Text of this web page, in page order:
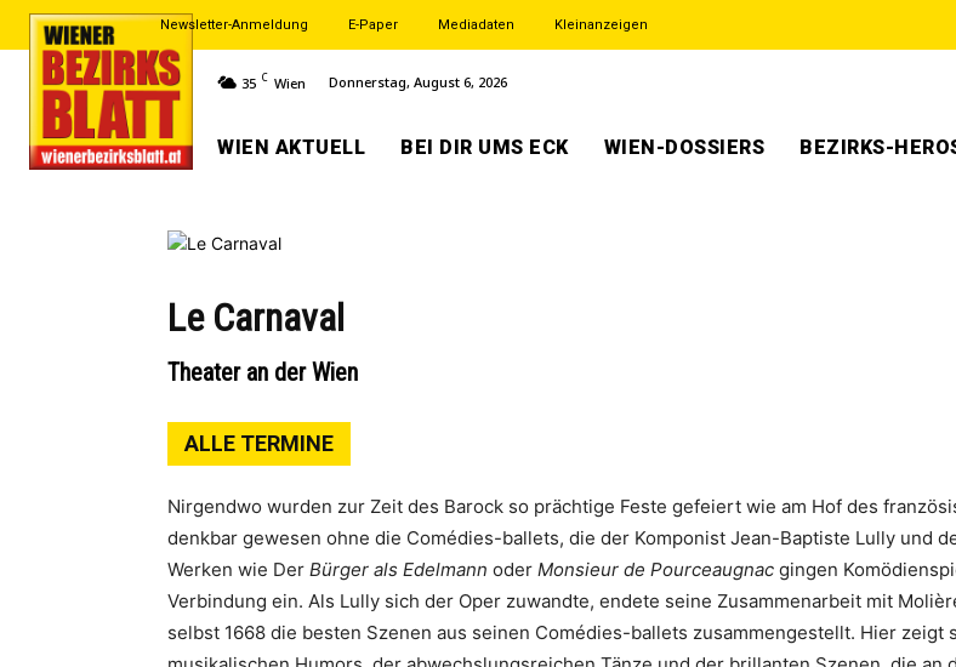
Newsletter-Anmeldung E-Paper Mediadaten Kleinanzeigen
35 C Wien Donnerstag, August 6, 2026
WIEN AKTUELL BEI DIR UMS ECK WIEN-DOSSIERS BEZIRKS-
Le Carnaval
Theater an der Wien
ALLE TERMINE
Nirgendwo wurden zur Zeit des Barock so prächtige Feste gefeiert wie am Hof des
denkbar gewesen ohne die Comédies-ballets, die der Komponist Jean-Baptiste Lully und
Werken wie Der Bürger als Edelmann oder Monsieur de Pourceaugnac gingen
Verbindung ein. Als Lully sich der Oper zuwandte, endete seine Zusammenarbeit mit
selbst 1668 die besten Szenen aus seinen Comédies-ballets zusammengestellt. Hier